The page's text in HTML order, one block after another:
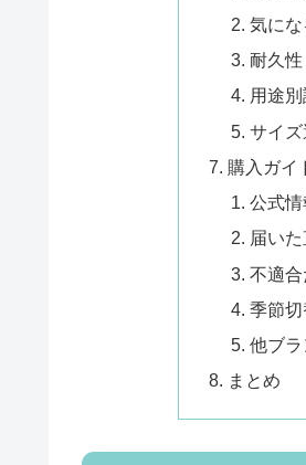
気に
耐久
用途
サイ
購入ガイ
公式
届い
不適
季節
他ブ
まとめ